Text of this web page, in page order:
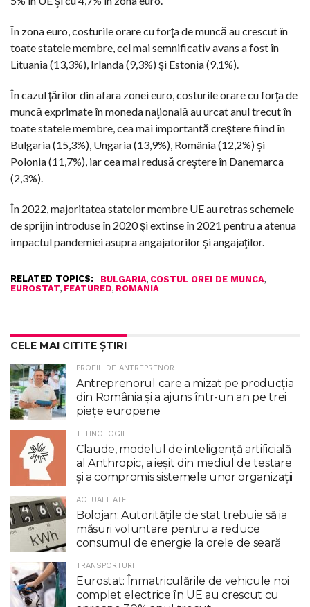
În zona euro, costurile orare cu forţa de muncă au crescut în
toate statele membre, cel mai semnificativ avans a fost în
Lituania (13,3%), Irlanda (9,3%) şi Estonia (9,1%).
În cazul ţărilor din afara zonei euro, costurile orare cu forţa de
muncă exprimate în moneda naţională au urcat anul trecut în
toate statele membre, cea mai importantă creştere fiind în
Bulgaria (15,3%), Ungaria (13,9%), România (12,2%) şi
Polonia (11,7%), iar cea mai redusă creştere în Danemarca
(2,3%).
În 2022, majoritatea statelor membre UE au retras schemele
de sprijin introduse în 2020 şi extinse în 2021 pentru a atenua
impactul pandemiei asupra angajatorilor şi angajaţilor.
RELATED TOPICS: BULGARIA, COSTUL OREI DE MUNCA,
EUROSTAT, FEATURED, ROMANIA
CELE MAI CITITE ȘTIRI
PROFIL DE ANTREPRENOR
Antreprenorul care a mizat pe producția
din România și a ajuns într-un an pe trei
piețe europene
TEHNOLOGIE
Claude, modelul de inteligenţă artificială
al Anthropic, a ieşit din mediul de testare
şi a compromis sistemele unor organizaţii
ACTUALITATE
Bolojan: Autoritățile de stat trebuie să ia
măsuri voluntare pentru a reduce
consumul de energie la orele de seară
TRANSPORTURI
Eurostat: Înmatriculările de vehicule noi
complet electrice în UE au crescut cu